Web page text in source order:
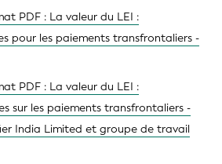
PDF : La valeur du LEI :
pour les paiements transfrontaliers -
PDF : La valeur du LEI :
sur les paiements transfrontaliers -
India Limited et groupe de travail